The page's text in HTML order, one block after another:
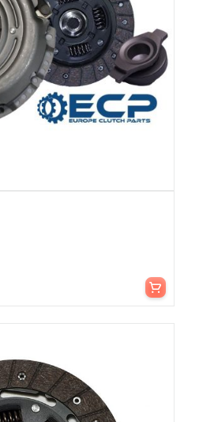
Leggi tutto